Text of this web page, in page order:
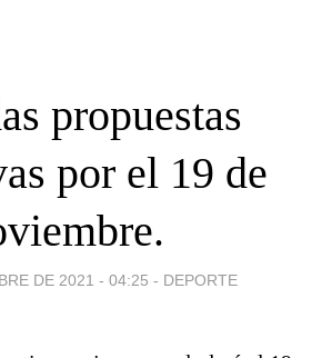
propuestas
por el 19 de
DE 2021 - 04:25 - DEPORTE